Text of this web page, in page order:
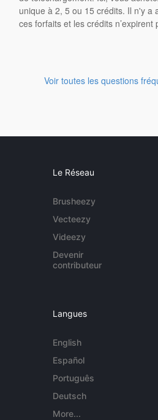
unique à 2, 5 ou 15 crédits. Il n'y a
ces forfaits et les crédits n’expirent
Voir toutes les questions
Le Réseau
Brusheezy
Vecteezy
Videezy
Devenir
contributeur
Langues
English
Español
Português
Deutsch
More...